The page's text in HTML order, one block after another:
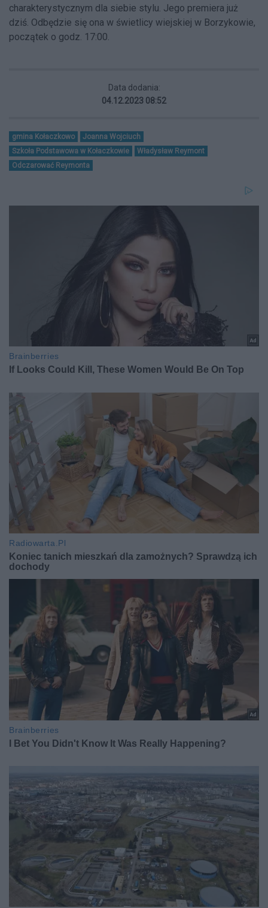
charakterystycznym dla siebie stylu. Jego premiera już
dziś. Odbędzie się ona w świetlicy wiejskiej w Borzykowie,
początek o godz. 17:00.
Data dodania:
04.12.2023 08:52
gmina Kołaczkowo
Joanna Wojciuch
Szkoła Podstawowa w Kołaczkowie
Władysław Reymont
Odczarować Reymonta